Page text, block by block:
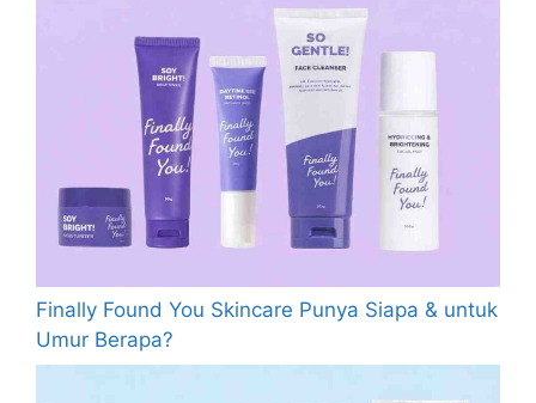
Finally Found You Skincare Punya Siapa & untuk
Umur Berapa?